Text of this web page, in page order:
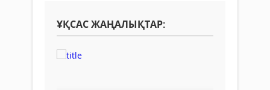
ҰҚСАС ЖАҢАЛЫҚТАР: